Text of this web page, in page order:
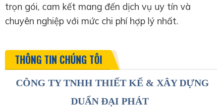
trọn gói, cam kết mang đến dịch vụ uy tín và
chuyên nghiệp với mức chi phí hợp lý nhất.
THÔNG TIN CHÚNG TÔI
CÔNG TY TNHH THIẾT KẾ & XÂY DỰNG
DUẨN ĐẠI PHÁT